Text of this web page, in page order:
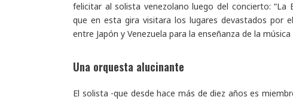
felicitar al solista venezolano luego del concierto:
que en esta gira visitara los lugares devastados por el
entre Japón y Venezuela para la enseñanza de la música
Una orquesta alucinante
El solista -que desde hace más de diez años es